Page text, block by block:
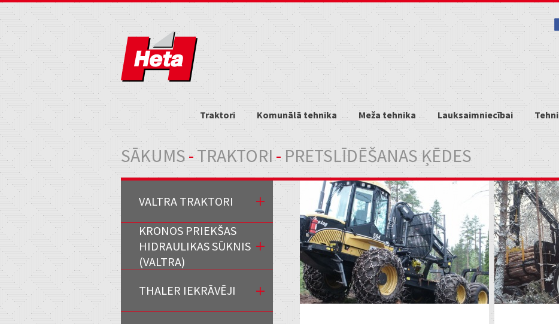
Traktori Komunālā tehnika Meža tehnika Lauksaimniecībai
Jūs atrodaties šeit
SĀKUMS-TRAKTORI -PRETSLĪDĒŠANAS ĶĒDES
VALTRA TRAKTORI
KRONOS PRIEKŠAS
HIDRAULIKAS SŪKNIS
(VALTRA)
THALER IEKRĀVĒJI